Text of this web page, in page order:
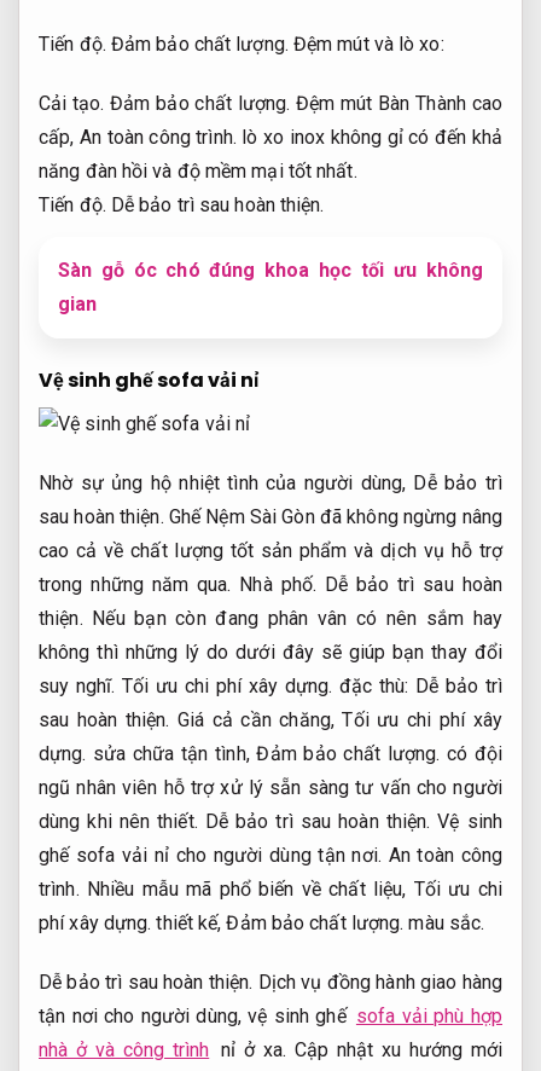
Tiến độ. Đảm bảo chất lượng. Đệm mút và lò xo:
Cải tạo. Đảm bảo chất lượng. Đệm mút Bàn Thành cao
cấp, An toàn công trình. lò xo inox không gỉ có đến khả
năng đàn hồi và độ mềm mại tốt nhất.
Tiến độ. Dễ bảo trì sau hoàn thiện.
Sàn gỗ óc chó đúng khoa học tối ưu không
gian
Vệ sinh ghế sofa vải nỉ
Nhờ sự ủng hộ nhiệt tình của người dùng, Dễ bảo trì
sau hoàn thiện. Ghế Nệm Sài Gòn đã không ngừng nâng
cao cả về chất lượng tốt sản phẩm và dịch vụ hỗ trợ
trong những năm qua. Nhà phố. Dễ bảo trì sau hoàn
thiện. Nếu bạn còn đang phân vân có nên sắm hay
không thì những lý do dưới đây sẽ giúp bạn thay đổi
suy nghĩ.Tối ưu chi phí xây dựng. đặc thù: Dễ bảo trì
sau hoàn thiện. Giá cả cần chăng,Tối ưu chi phí xây
dựng. sửa chữa tận tình,Đảm bảo chất lượng. có đội
ngũ nhân viên hỗ trợ xử lý sẵn sàng tư vấn cho người
dùng khi nên thiết. Dễ bảo trì sau hoàn thiện. Vệ sinh
ghế sofa vải nỉ cho người dùng tận nơi. An toàn công
trình. Nhiều mẫu mã phổ biến về chất liệu, Tối ưu chi
phí xây dựng. thiết kế,Đảm bảo chất lượng. màu sắc.
Dễ bảo trì sau hoàn thiện. Dịch vụ đồng hành giao hàng
tận nơi cho người dùng, vệ sinh ghế sofa vải phù hợp
nhà ở và công trình nỉ ở xa. Cập nhật xu hướng mới